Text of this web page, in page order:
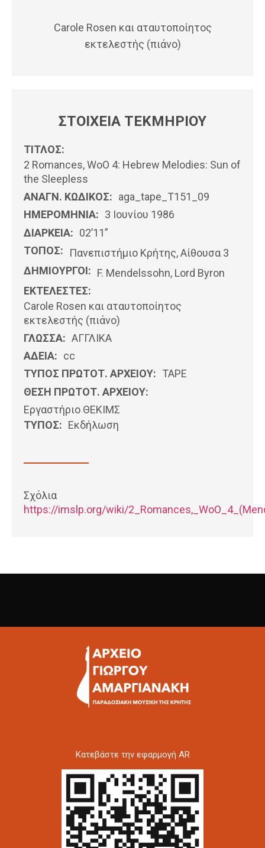
Carole Rosen και αταυτοποίητος
εκτελεστής (πιάνο)
ΣΤΟΙΧΕΙΑ ΤΕΚΜΗΡΙΟΥ
ΤΙΤΛΟΣ:
2 Romances, WoO 4: Hebrew Melodies: Sun of
the Sleepless
ΑΝΑΓΝ. ΚΩΔΙΚΟΣ: aga_tape_T151_09
ΗΜΕΡΟΜΗΝΊΑ: 3 Ιουνίου 1986
ΔΙΑΡΚΕΙΑ: 02’11”
ΤΟΠΟΣ:
Πανεπιστήμιο Κρήτης, Αίθουσα 3
ΔΗΜΙΟΥΡΓΟΙ: F. Mendelssohn, Lord Byron
ΕΚΤΕΛΕΣΤΕΣ:
Carole Rosen και αταυτοποίητος
εκτελεστής (πιάνο)
ΓΛΩΣΣΑ: ΑΓΓΛΙΚΆ
ΑΔΕΙΑ: cc
ΤΥΠΟΣ ΠΡΩΤΟΤ. ΑΡΧΕΙΟΥ: ΤΑΡΕ
ΘΕΣΗ ΠΡΩΤΟΤ. ΑΡΧΕΙΟΥ:
Εργαστήριο ΘΕΚΙΜΣ
ΤΥΠΟΣ: Εκδήλωση
Σχόλια
https://imslp.org/wiki/
Kατεβάστε την εφαρμογή AR